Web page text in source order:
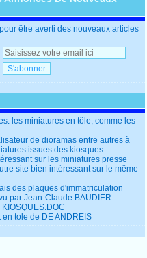
être averti des nouveaux articles
les miniatures en tôle, comme les
de dioramas entre autres à
issues des kiosques
sur les miniatures presse
site bien intéressant sur le même
des plaques d'immatriculation
par Jean-Claude BAUDIER
en tole de DE ANDREIS